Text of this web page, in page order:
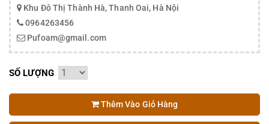
Khu Đô Thị Thành Hà, Thanh Oai, Hà Nội
0964263456
Pufoam@gmail.com
SỐ LƯỢNG
Thêm Vào Giỏ Hàng